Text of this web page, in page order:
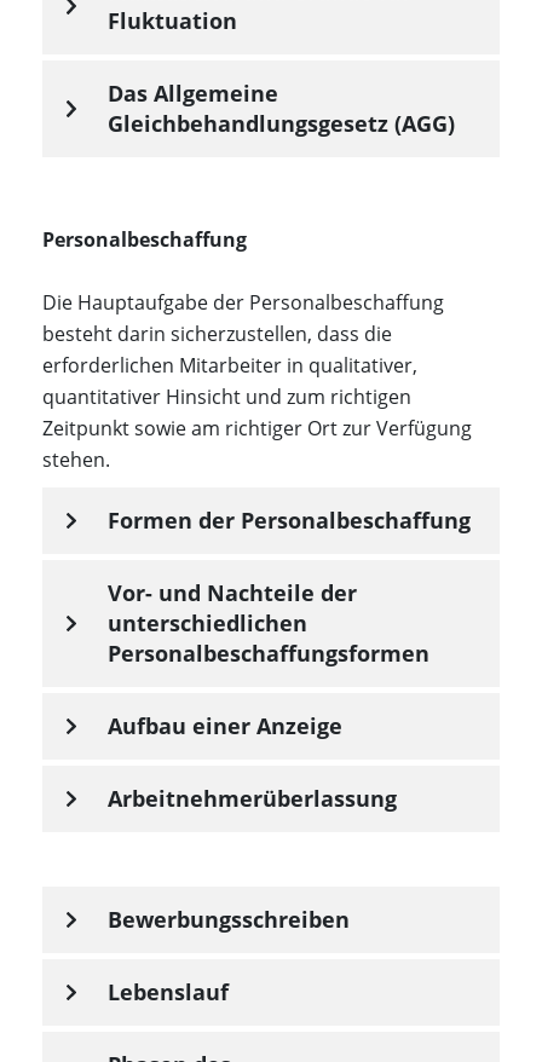
Fluktuation
Das Allgemeine
Gleichbehandlungsgesetz (AGG)
Personalbeschaffung
Die Hauptaufgabe der Personalbeschaffung
besteht darin sicherzustellen, dass die
erforderlichen Mitarbeiter in qualitativer,
quantitativer Hinsicht und zum richtigen
Zeitpunkt sowie am richtiger Ort zur Verfügung
stehen.
Formen der Personalbeschaffung
Vor- und Nachteile der
unterschiedlichen
Personalbeschaffungsformen
Aufbau einer Anzeige
Arbeitnehmerüberlassung
Bewerbungsschreiben
Lebenslauf